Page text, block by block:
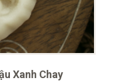
Xanh Chay